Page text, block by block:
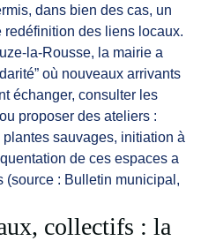
dans bien des cas, un
redéfinition des liens locaux.
la-Rousse, la mairie a
où nouveaux arrivants
échanger, consulter les
proposer des ateliers :
sauvages, initiation à
de ces espaces a
(source : Bulletin municipal,
collectifs : la